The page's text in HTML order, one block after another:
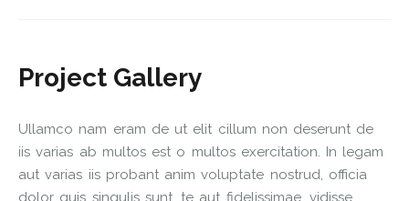
Project Gallery
Ullamco nam eram de ut elit cillum non deserunt de
iis varias ab multos est o multos exercitation. In legam
aut varias iis probant anim voluptate nostrud, officia
dolor quis singulis sunt, te aut fidelissimae, vidisse